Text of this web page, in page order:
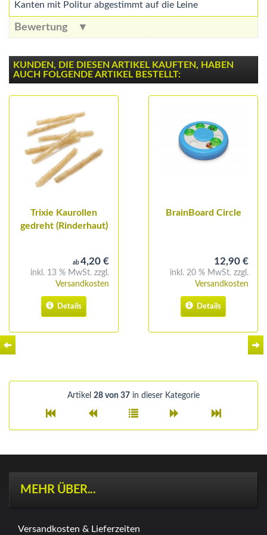
Kanten mit Politur abgestimmt auf die Leine
Bewertung
KUNDEN, DIE DIESEN ARTIKEL KAUFTEN, HABEN
AUCH FOLGENDE ARTIKEL BESTELLT:
Trixie Kaurollen
gedreht (Rinderhaut)
ab 4,20 €
inkl. 13 % MwSt. zzgl.
Versandkosten
Details
BrainBoard Circle
12,90 €
inkl. 20 % MwSt. zzgl.
Versandkosten
Details
Artikel 28 von 37 in dieser Kategorie
MEHR ÜBER...
Versandkosten & Lieferzeiten